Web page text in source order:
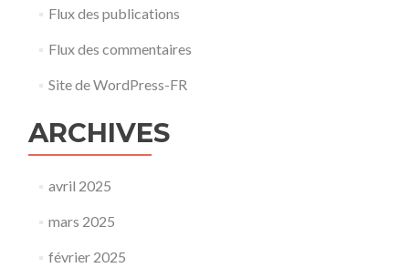
Flux des publications
Flux des commentaires
Site de WordPress-FR
ARCHIVES
avril 2025
mars 2025
février 2025